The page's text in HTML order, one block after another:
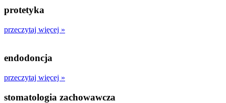
protetyka
przeczytaj więcej »
endodoncja
przeczytaj więcej »
stomatologia zachowawcza